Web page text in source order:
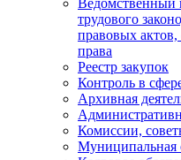
Ведомственный
трудового
правовых
права
Реестр закупок
Контроль в
Архивная
Комиссии,
Муниципальная